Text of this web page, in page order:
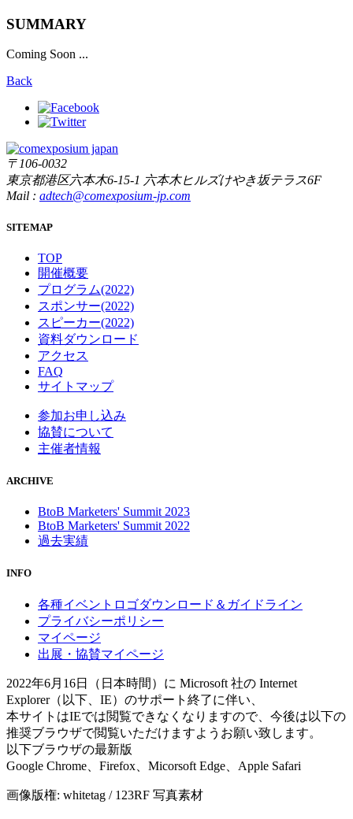
SUMMARY
Coming Soon ...
Back
〒106-0032
東京都港区六本木6-15-1 六本木ヒルズけやき坂テラス6F
Mail : adtech@comexposium-jp.com
SITEMAP
TOP
開催概要
プログラム(2022)
スポンサー(2022)
スピーカー(2022)
資料ダウンロード
アクセス
FAQ
サイトマップ
参加お申し込み
協賛について
主催者情報
ARCHIVE
BtoB Marketers' Summit 2023
BtoB Marketers' Summit 2022
過去実績
INFO
各種イベントロゴダウンロード＆ガイドライン
プライバシーポリシー
マイページ
出展・協賛マイページ
2022年6月16日（日本時間）に Microsoft 社の Internet
Explorer（以下、IE）のサポート終了に伴い、
本サイトはIEでは閲覧できなくなりますので、今後は以下の
推奨ブラウザで閲覧いただけますようお願い致します。
以下ブラウザの最新版
Google Chrome、Firefox、Micorsoft Edge、Apple Safari
画像版権: whitetag / 123RF 写真素材